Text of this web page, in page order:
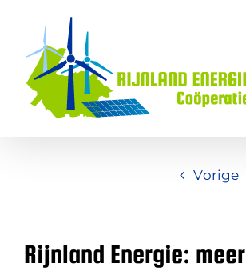
inhoud
Vorige
Rijnland Energie: meer